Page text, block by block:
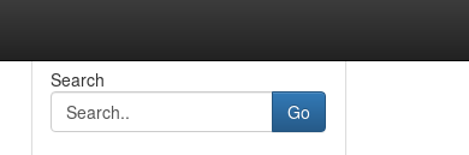
Search
Go